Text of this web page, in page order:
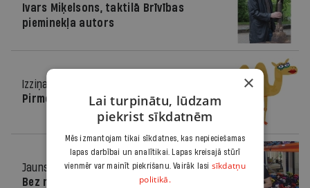
Ivars Miķelsons, taktilā Brīvības
pieminekļa autors
Izziņa
Pirmo reizi
Jauns bizness 02.08.2021.
Bez notirpušiem pirkstiem!
×
Lai turpinātu, lūdzam
piekrist sīkdatnēm
Mēs izmantojam tikai sīkdatnes, kas nepieciešamas
lapas darbībai un analītikai. Lapas kreisajā stūrī
vienmēr var mainīt piekrišanu. Vairāk lasi sīkdatņu
politikā.